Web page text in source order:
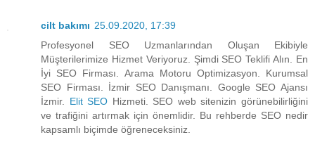
cilt bakımı 25.09.2020, 17:39
Profesyonel SEO Uzmanlarından Oluşan Ekibiyle
Müşterilerimize Hizmet Veriyoruz. Şimdi SEO Teklifi Alın. En
İyi SEO Firması. Arama Motoru Optimizasyon. Kurumsal
SEO Firması. İzmir SEO Danışmanı. Google SEO Ajansı
İzmir. Elit SEO Hizmeti. SEO web sitenizin görünebilirliğini
ve trafiğini artırmak için önemlidir. Bu rehberde SEO nedir
kapsamlı biçimde öğreneceksiniz.